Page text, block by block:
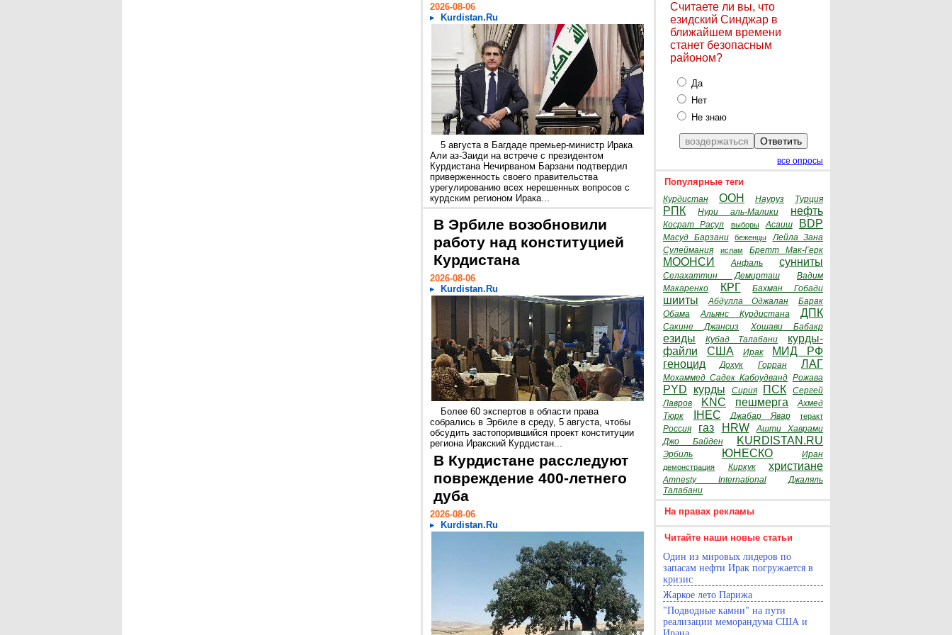
2026-08-06
Kurdistan.Ru
5 августа в Багдаде премьер-министр Ирака
Али аз-Заиди на встрече с президентом
Курдистана Нечирваном Барзани подтвердил
приверженность своего правительства
урегулированию всех нерешенных вопросов с
курдским регионом Ирака...
В Эрбиле возобновили
работу над конституцией
Курдистана
2026-08-06
Kurdistan.Ru
Более 60 экспертов в области права
собрались в Эрбиле в среду, 5 августа, чтобы
обсудить застопорившийся проект конституции
региона Иракский Курдистан...
В Курдистане расследуют
повреждение 400-летнего
дуба
2026-08-06
Kurdistan.Ru
Считаете ли вы, что
езидский Синджар в
ближайшем времени
станет безопасным
районом?
Да
Нет
Не знаю
все опросы
Популярные теги
Курдистан ООН Науруз Турция
РПК Нури аль-Малики нефть
Косрат Расул выборы Асаиш BDP
Масуд Барзани беженцы
Лейла Зана
Сулеймания
ислам Бретт Мак-Герк
МООНСИ Анфаль сунниты
Селахаттин Демирташ
Вадим
Макаренко
КРГ Бахман Гобади
шииты Абдулла Оджалан
Барак
Обама
Альянс Курдистана ДПК
Сакине Джансиз Хошави Бабакр
езиды Кубад Талабани
курды-
файли
США Ирак
МИД РФ
геноцид
Дохук Горран ЛАГ
Мохаммед Садек Кабоудванд Рожава
PYD курды Сирия ПСК
Сергей
Лавров
KNC пешмерга
Ахмед
Тюрк
IHEC Джабар Явар теракт
Россия газ HRW
Ашти Хаврами
Джо Байден
KURDISTAN.RU
Эрбиль ЮНЕСКО Иран
демонстрация Киркук христиане
Amnesty International
Джаляль
Талабани
На правах рекламы
Читайте наши новые статьи
Один из мировых лидеров по
запасам нефти Ирак погружается в
кризис
Жаркое лето Парижа
"Подводные камни" на пути
реализации меморандума США и